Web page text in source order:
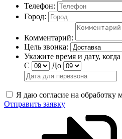
Телефон:
Город:
Комментарий:
Цель звонка:
Укажите время и дату,
С
До
Я даю согласие на обработку
Отправить заявку